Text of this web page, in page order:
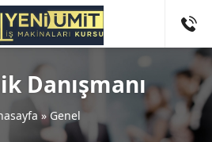
Danışmanı
» Genel